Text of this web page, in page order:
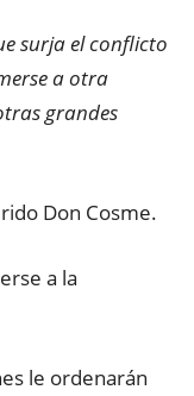
surja el conflicto
a otra
grandes
Don Cosme.
a la
le ordenarán